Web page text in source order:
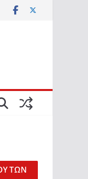
ΤΩΝ